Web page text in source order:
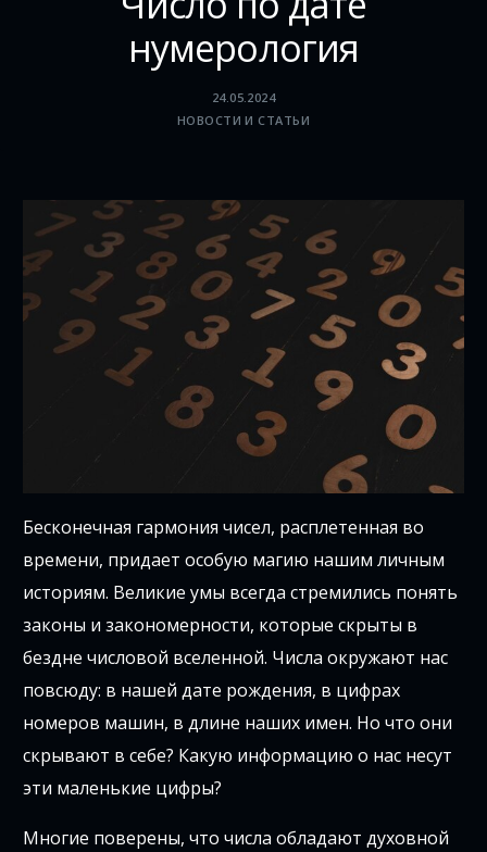
нумерология
24.05.2024
НОВОСТИ И СТАТЬИ
Бесконечная гармония чисел, расплетенная во
времени, придает особую магию нашим личным
историям. Великие умы всегда стремились понять
законы и закономерности, которые скрыты в
бездне числовой вселенной. Числа окружают нас
повсюду: в нашей дате рождения, в цифрах
номеров машин, в длине наших имен. Но что они
скрывают в себе? Какую информацию о нас несут
эти маленькие цифры?
Многие поверены, что числа обладают духовной